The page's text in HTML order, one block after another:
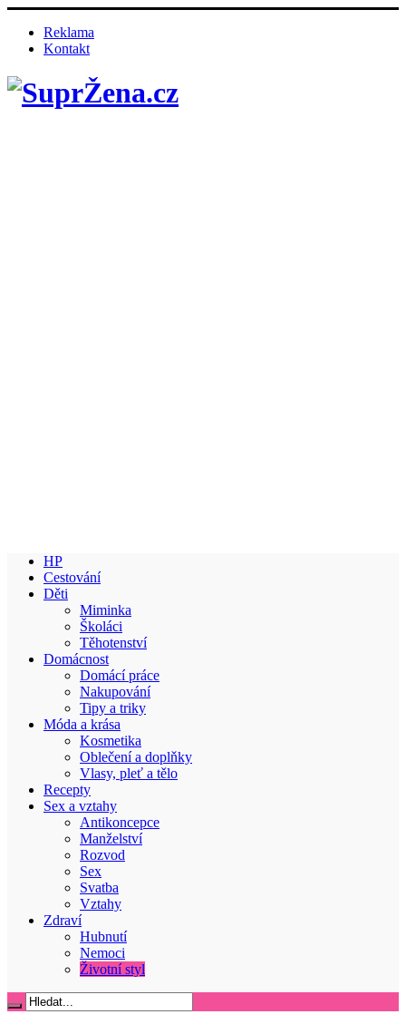
Reklama
Kontakt
HP
Cestování
Děti
Miminka
Školáci
Těhotenství
Domácnost
Domácí práce
Nakupování
Tipy a triky
Móda a krása
Kosmetika
Oblečení a doplňky
Vlasy, pleť a tělo
Recepty
Sex a vztahy
Antikoncepce
Manželství
Rozvod
Sex
Svatba
Vztahy
Zdraví
Hubnutí
Nemoci
Životní styl